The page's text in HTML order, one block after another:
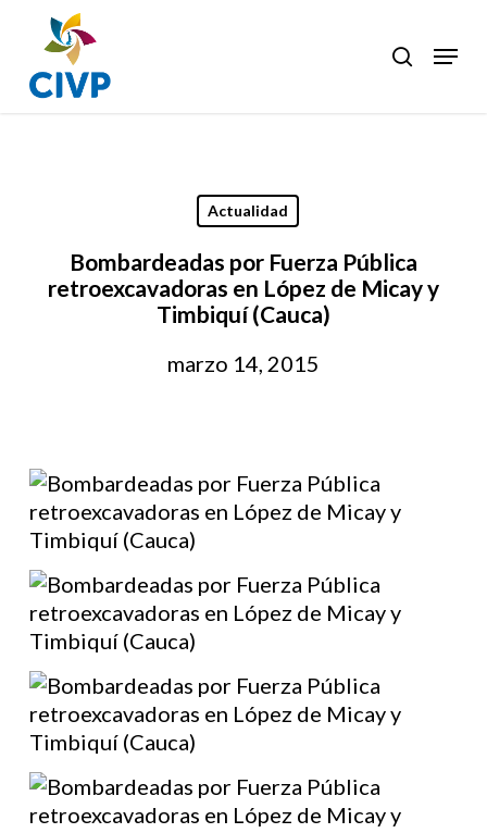
main
content
search
Menu
Actualidad
Bombardeadas por Fuerza Pública
retroexcavadoras en López de Micay y
Timbiquí (Cauca)
marzo 14, 2015
Close